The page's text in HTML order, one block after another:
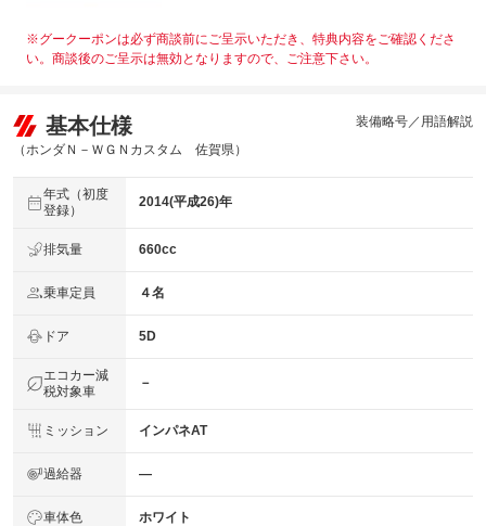
※グークーポンは必ず商談前にご呈示いただき、特典内容をご確認くださ
い。商談後のご呈示は無効となりますので、ご注意下さい。
基本仕様
（ホンダＮ－ＷＧＮカスタム 佐賀県）
装備略号／用語解説
年式（初度
登録）
2014(平成26)年
排気量 660cc
乗車定員 ４名
ドア 5D
エコカー減
税対象車
－
ミッション インパネAT
過給器 ―
車体色 ホワイト